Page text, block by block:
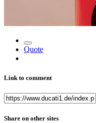
Quote
Link to comment
Share on other sites